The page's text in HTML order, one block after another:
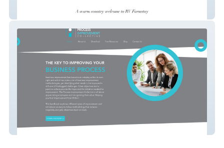
RV Farmstay Tocumwal
Process Improvement